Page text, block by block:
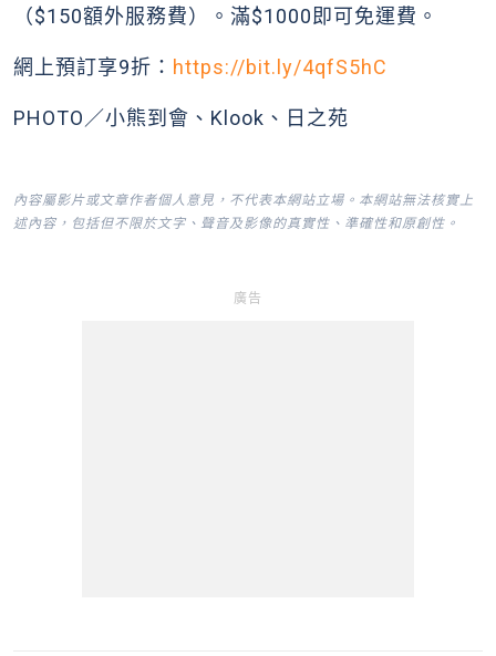
（$150額外服務費）。滿$1000即可免運費。
網上預訂享9折： https://bit.ly/4qfS5hC
PHOTO／小熊到會、Klook、日之苑
內容屬影片或文章作者個人意見，不代表本網站立場。本網站無法核實上
述內容，包括但不限於文字、聲音及影像的真實性、準確性和原創性。
廣告